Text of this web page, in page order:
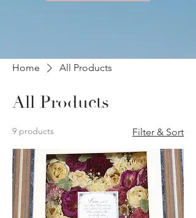
Home All Products
All Products
9 products Filter & Sort